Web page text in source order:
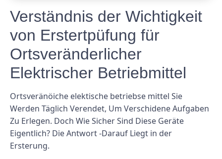
Verständnis der Wichtigkeit
von Erstertpüfung für
Ortsveränderlicher
Elektrischer Betriebmittel
Ortsveränöiche elektische betriebse mittel Sie
Werden Täglich Verendet, Um Verschidene Aufgaben
Zu Erlegen. Doch Wie Sicher Sind Diese Geräte
Eigentlich? Die Antwort -Darauf Liegt in der
Ersterung.